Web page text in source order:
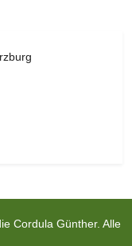
Cordula Günther. Alle